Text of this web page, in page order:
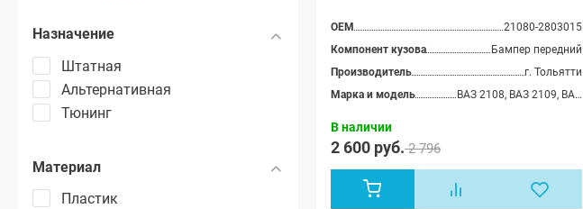
Назначение
Штатная
Альтернативная
Тюнинг
Материал
Пластик
OEM
21080-2803015
Компонент кузова
Бампер передний
Производитель
г. Тольятти
Марка и модель
ВАЗ 2108, ВАЗ 2109, ВАЗ 21099
В наличии
2 600 руб.2 796